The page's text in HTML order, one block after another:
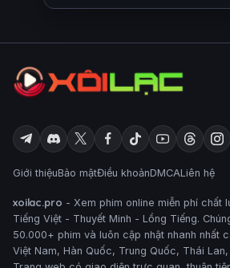
Giới thiệuBảo mậtĐiều khoảnDMCALiên hệ
xoilac.pro - Xem phim online miễn phí chất
Tiếng Việt - Thuyết Minh - Lồng Tiếng.
50.000+ phim và luôn cập nhật nhanh nhất
Việt Nam, Hàn Quốc, Trung Quốc, Thái Lan,